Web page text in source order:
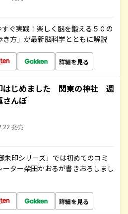
ぐ実践！楽しく脳を鍛える５０の
き方」が最新脳科学とともに解説
詳細を見る
はじめました 関東の神社 週
さんぽ
発売
朱印シリーズ」では初めてのコミ
ター柴田かおるが書きおろしまし
詳細を見る